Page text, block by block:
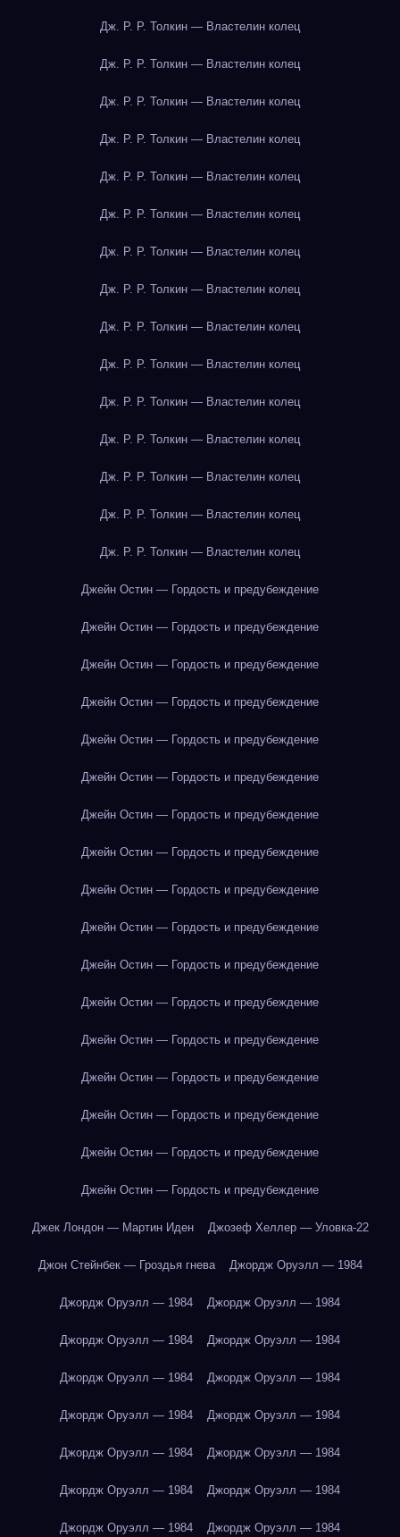
Дж. Р. Р. Толкин — Властелин колец
Дж. Р. Р. Толкин — Властелин колец
Дж. Р. Р. Толкин — Властелин колец
Дж. Р. Р. Толкин — Властелин колец
Дж. Р. Р. Толкин — Властелин колец
Дж. Р. Р. Толкин — Властелин колец
Дж. Р. Р. Толкин — Властелин колец
Дж. Р. Р. Толкин — Властелин колец
Дж. Р. Р. Толкин — Властелин колец
Дж. Р. Р. Толкин — Властелин колец
Дж. Р. Р. Толкин — Властелин колец
Дж. Р. Р. Толкин — Властелин колец
Дж. Р. Р. Толкин — Властелин колец
Дж. Р. Р. Толкин — Властелин колец
Дж. Р. Р. Толкин — Властелин колец
Джейн Остин — Гордость и предубеждение
Джейн Остин — Гордость и предубеждение
Джейн Остин — Гордость и предубеждение
Джейн Остин — Гордость и предубеждение
Джейн Остин — Гордость и предубеждение
Джейн Остин — Гордость и предубеждение
Джейн Остин — Гордость и предубеждение
Джейн Остин — Гордость и предубеждение
Джейн Остин — Гордость и предубеждение
Джейн Остин — Гордость и предубеждение
Джейн Остин — Гордость и предубеждение
Джейн Остин — Гордость и предубеждение
Джейн Остин — Гордость и предубеждение
Джейн Остин — Гордость и предубеждение
Джейн Остин — Гордость и предубеждение
Джейн Остин — Гордость и предубеждение
Джейн Остин — Гордость и предубеждение
Джек Лондон — Мартин Иден Джозеф Хеллер — Уловка-22
Джон Стейнбек — Гроздья гнева Джордж Оруэлл — 1984
Джордж Оруэлл — 1984 Джордж Оруэлл — 1984
Джордж Оруэлл — 1984 Джордж Оруэлл — 1984
Джордж Оруэлл — 1984 Джордж Оруэлл — 1984
Джордж Оруэлл — 1984 Джордж Оруэлл — 1984
Джордж Оруэлл — 1984 Джордж Оруэлл — 1984
Джордж Оруэлл — 1984 Джордж Оруэлл — 1984
Джордж Оруэлл — 1984 Джордж Оруэлл — 1984